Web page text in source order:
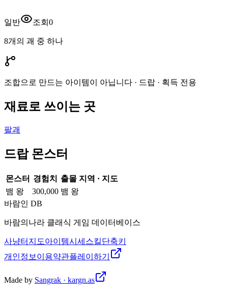
일반 조회 0
8개의 괘 중 하나
조합으로 만드는 아이템이 아닙니다 · 드랍 · 획득 전용
재료로 쓰이는 곳
팔괘
드랍 몬스터
몬스터 경험치
출몰 지역 · 지도
뱀 왕
300,000 뱀 왕
바람인 DB
바람의나라 클래식 게임 데이터베이스
사냥터 지도아이템시세 스킬단축키
개인정보 이용약관플레이하기
Made by Sangrak · kargn.as